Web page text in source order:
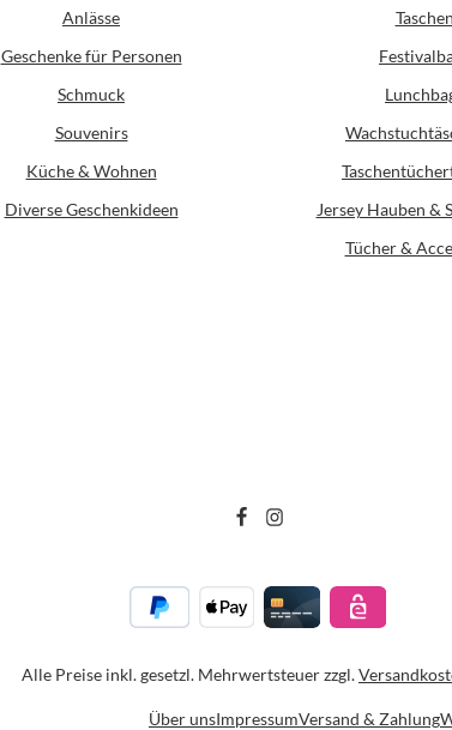
Anlässe
Geschenke für Personen
Schmuck
Souvenirs
Küche & Wohnen
Diverse Geschenkideen
Taschen
Jersey Hauben &
Tücher &
Alle Preise inkl. gesetzl. Mehrwertsteuer zzgl.
Über unsImpressumVersand & Zahlung